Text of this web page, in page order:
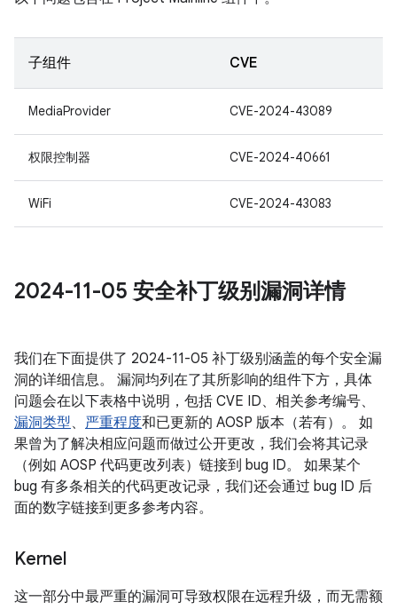
子组件 CVE
MediaProvider CVE-2024-43089
权限控制器 CVE-2024-40661
WiFi CVE-2024-43083
2024-11-05 安全补丁级别漏洞详情
我们在下面提供了 2024-11-05 补丁级别涵盖的每个安全漏
洞的详细信息。 漏洞均列在了其所影响的组件下方，具体
问题会在以下表格中说明，包括 CVE ID、相关参考编号、
漏洞类型、 严重程度和已更新的 AOSP 版本（若有）。 如
果曾为了解决相应问题而做过公开更改，我们会将其记录
（例如 AOSP 代码更改列表）链接到 bug ID。 如果某个
bug 有多条相关的代码更改记录，我们还会通过 bug ID 后
面的数字链接到更多参考内容。
Kernel
这一部分中最严重的漏洞可导致权限在远程升级，而无需额